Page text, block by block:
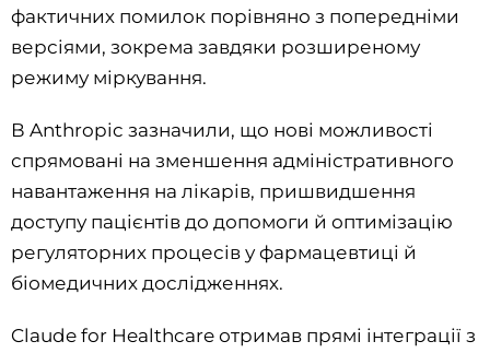
фактичних помилок порівняно з попередніми
версіями, зокрема завдяки розширеному
режиму міркування.
В Anthropic зазначили, що нові можливості
спрямовані на зменшення адміністративного
навантаження на лікарів, пришвидшення
доступу пацієнтів до допомоги й оптимізацію
регуляторних процесів у фармацевтиці й
біомедичних дослідженнях.
Claude for Healthcare отримав прямі інтеграції з